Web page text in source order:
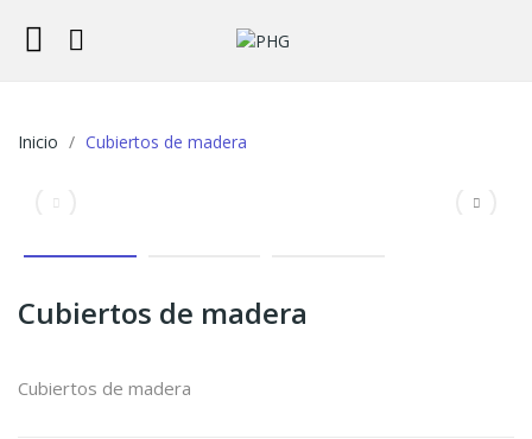
Inicio Cubiertos de madera
Cubiertos de madera
Cubiertos de madera